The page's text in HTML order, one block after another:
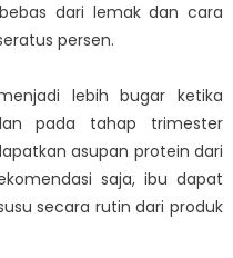
dari lemak dan cara
persen.
lebih bugar ketika
pada tahap trimester
asupan protein dari
saja, ibu dapat
secara rutin dari produk